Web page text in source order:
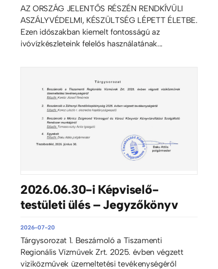
AZ ORSZÁG JELENTŐS RÉSZÉN RENDKÍVÜLI
ASZÁLYVÉDELMI, KÉSZÜLTSÉG LÉPETT ÉLETBE.
Ezen időszakban kiemelt fontosságú az
ivóvízkészleteink felelős használatának...
2026.06.30-i Képviselő-
testületi ülés – Jegyzőkönyv
2026-07-20
Tárgysorozat 1. Beszámoló a Tiszamenti
Regionális Vízművek Zrt. 2025. évben végzett
viziközművek üzemeltetési tevékenységéről